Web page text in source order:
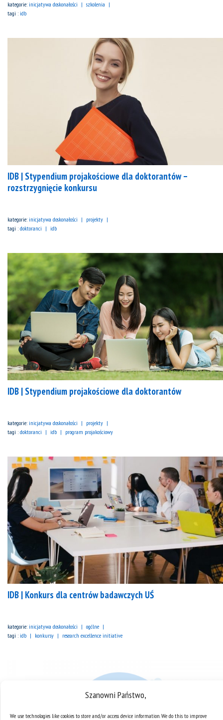
Szanowni Państwo,
We use technologies like cookies to store and/or access device information. We do this to improve
kategorie: inicjatywa doskonałości
szkolenia
tagi : idb
IDB | Stypendium projakościowe dla doktorantów –
rozstrzygnięcie konkursu
kategorie: inicjatywa doskonałości
projekty
tagi : doktoranci idb
IDB | Stypendium projakościowe dla doktorantów
kategorie: inicjatywa doskonałości
projekty
tagi : doktoranci idb program projakościowy
IDB | Konkurs dla centrów badawczych UŚ
kategorie: inicjatywa doskonałości
ogólne
tagi : idb konkursy research excellence initiative